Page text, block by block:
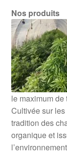
Nos produits
le maximum
Cultivée sur
tradition des
organique et